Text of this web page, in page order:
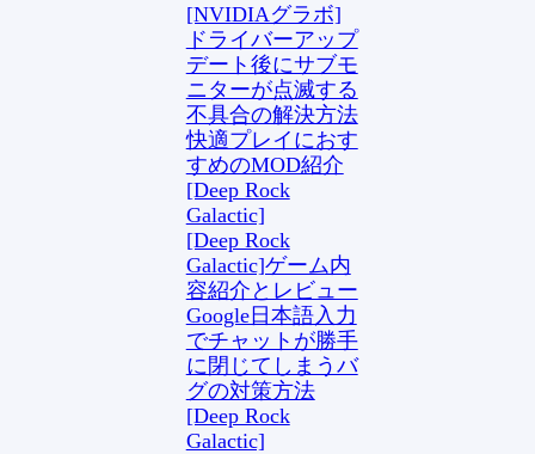
[NVIDIAグラボ]
ドライバーアップ
デート後にサブモ
ニターが点滅する
不具合の解決方法
快適プレイにおす
すめのMOD紹介
[Deep Rock
Galactic]
[Deep Rock
Galactic]ゲーム内
容紹介とレビュー
Google日本語入力
でチャットが勝手
に閉じてしまうバ
グの対策方法
[Deep Rock
Galactic]